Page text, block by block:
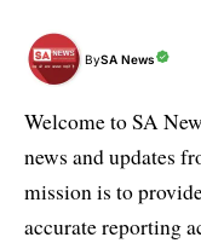
BySA News
Welcome to SA
news and updates
mission is to
accurate reporting